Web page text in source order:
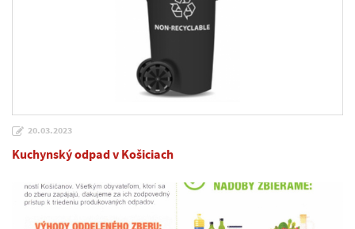
20.03.2023
Kuchynský odpad v Košiciach